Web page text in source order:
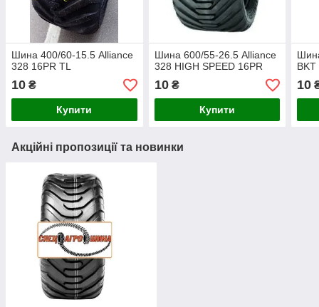
Шина 400/60-15.5 Alliance
328 16PR TL
10 ₴
Купити
Шина 600/55-26.5 Alliance
328 HIGH SPEED 16PR
10₴
Купити
10
Акційні пропозиції та новинки